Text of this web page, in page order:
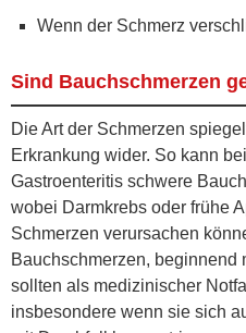
Wenn der Schmerz
Sind Bauchschmerzen
Die Art der Schmerzen
Erkrankung wider. So kann
Gastroenteritis schwere
wobei Darmkrebs oder frühe
Schmerzen verursachen
Bauchschmerzen, beginnend
sollten als medizinischer
insbesondere wenn sie sich